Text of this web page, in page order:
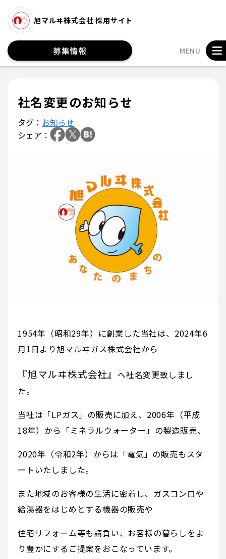
旭マルヰ株式会社 採用サイト
募集情報 MENU
社名変更のお知らせ
タグ： お知らせ
シェア：
1954年（昭和29年）に創業した当社は、2024年6
月1日より旭マルヰガス株式会社から
『旭マルヰ株式会社』 へ社名変更致しまし
た。
当社は「LPガス」の販売に加え、2006年（平成
18年）から「ミネラルウォーター」の製造販売、
2020年（令和2年）からは「電気」の販売もスタ
ートいたしました。
また地域のお客様の生活に密着し、ガスコンロや
給湯器をはじめとする機器の販売や
住宅リフォーム等も請負い、お客様の暮らしをよ
り豊かにするご提案をおこなっています。